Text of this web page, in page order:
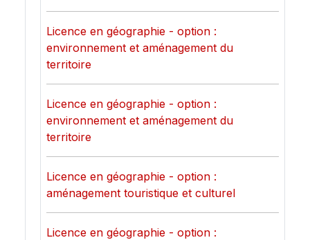
Licence en géographie - option :
environnement et aménagement du
territoire
Licence en géographie - option :
environnement et aménagement du
territoire
Licence en géographie - option :
aménagement touristique et culturel
Licence en géographie - option :